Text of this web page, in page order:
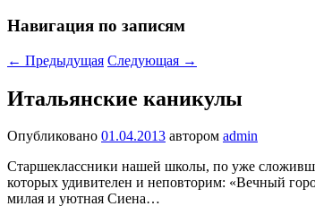
Навигация по записям
← Предыдущая Следующая →
Итальянские каникулы
Опубликовано 01.04.2013 автором admin
Старшеклассники нашей школы, по уже
которых удивителен и неповторим: «Вечный
милая и уютная Сиена…